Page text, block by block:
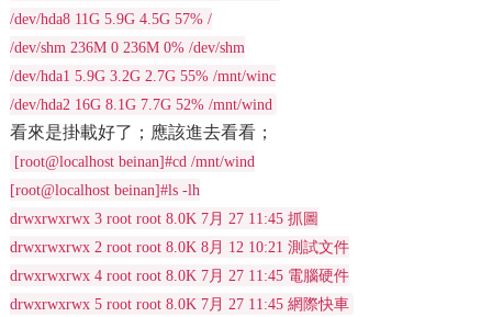
/dev/hda8 11G 5.9G 4.5G 57% /
/dev/shm 236M 0 236M 0% /dev/shm
/dev/hda1 5.9G 3.2G 2.7G 55% /mnt/winc
/dev/hda2 16G 8.1G 7.7G 52% /mnt/wind
看來是掛載好了；應該進去看看；
[root@localhost beinan]#cd /mnt/wind
[root@localhost beinan]#ls -lh
drwxrwxrwx 3 root root 8.0K 7月 27 11:45 抓圖
drwxrwxrwx 2 root root 8.0K 8月 12 10:21 測試文件
drwxrwxrwx 4 root root 8.0K 7月 27 11:45 電腦硬件
drwxrwxrwx 5 root root 8.0K 7月 27 11:45 網際快車